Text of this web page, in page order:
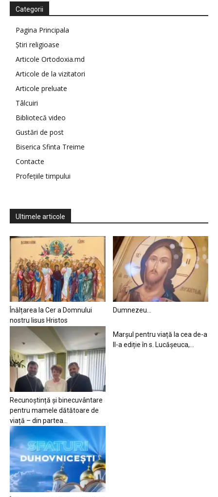
Categorii
Pagina Principala
Știri religioase
Articole Ortodoxia.md
Articole de la vizitatori
Articole preluate
Tâlcuiri
Bibliotecă video
Gustări de post
Biserica Sfinta Treime
Contacte
Profețiile timpului
Ultimele articole
Înălțarea la Cer a Domnului
nostru Iisus Hristos
Dumnezeu…
Recunoștință și binecuvântare
pentru mamele dătătoare de
viață – din partea...
Marșul pentru viață la cea de-a
II-a ediție în s. Lucășeuca,...